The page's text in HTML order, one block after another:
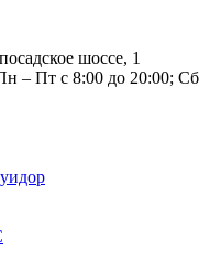
шоссе, 1
– Пт с 8:00 до 20:00;